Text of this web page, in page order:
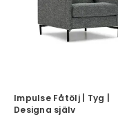
Impulse Fåtölj | Tyg |
Designa själv